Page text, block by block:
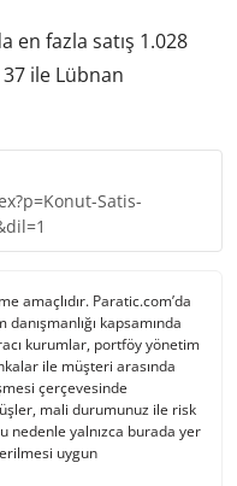
en fazla satış 1.028
ile Lübnan
Satis-
amaçlıdır. Paratic.com’da
kapsamında
kurumlar, portföy yönetim
ile müşteri arasında
çerçevesinde
mali durumunuz ile risk
nedenle yalnızca burada yer
uygun